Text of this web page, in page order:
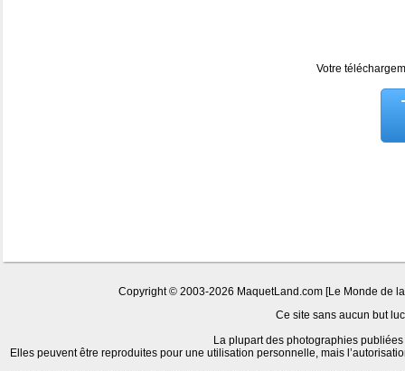
Votre
Copyright © 2003-2026 MaquetLand.com [Le Monde de
Ce site sans aucun but
La plupart des photographies
Elles peuvent être reproduites pour une utilisation personnelle, mais